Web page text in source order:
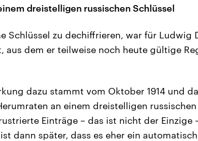
dreistelligen russischen Schlüssel
Schlüssel zu dechiffrieren, war für Ludwig
aus dem er teilweise noch heute gültige
dazu stammt vom Oktober 1914 und
an einem dreistelligen
Einträge – das ist nicht der Einzige
dann später, dass es eher ein